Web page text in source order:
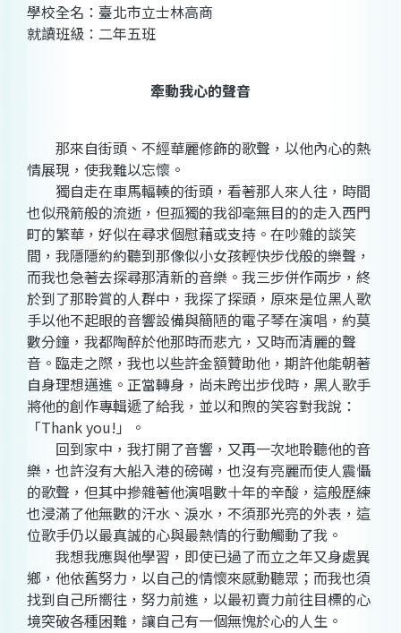
學校全名：臺北市立士林高商
就讀班級：二年五班
牽動我心的聲音
那來自街頭、不經華麗修飾的歌聲，以他內心的熱
情展現，使我難以忘懷。
獨自走在車馬輻輳的街頭，看著那人來人往，時間
也似飛箭般的流逝，但孤獨的我卻毫無目的的走入西門
町的繁華，好似在尋求個慰藉或支持。在吵雜的談笑
間，我隱隱約約聽到那像似小女孩輕快步伐般的樂聲，
而我也急著去探尋那清新的音樂。我三步併作兩步，終
於到了那聆賞的人群中，我探了探頭，原來是位黑人歌
手以他不起眼的音響設備與簡陋的電子琴在演唱，約莫
數分鐘，我都陶醉於他那時而悲亢，又時而清麗的聲
音。臨走之際，我也以些許金額贊助他，期許他能朝著
自身理想邁進。正當轉身，尚未跨出步伐時，黑人歌手
將他的創作專輯遞了給我，並以和煦的笑容對我說：
「Thank you!」。
回到家中，我打開了音響，又再一次地聆聽他的音
樂，也許沒有大船入港的磅礡，也沒有亮麗而使人震懾
的歌聲，但其中摻雜著他演唱數十年的辛酸，這般歷練
也浸滿了他無數的汗水、淚水，不須那光亮的外表，這
位歌手仍以最真誠的心與最熱情的行動觸動了我。
我想我應與他學習，即使已過了而立之年又身處異
鄉，他依舊努力，以自己的情懷來感動聽眾；而我也須
找到自己所嚮往，努力前進，以最初賣力前往目標的心
境突破各種困難，讓自己有一個無愧於心的人生。